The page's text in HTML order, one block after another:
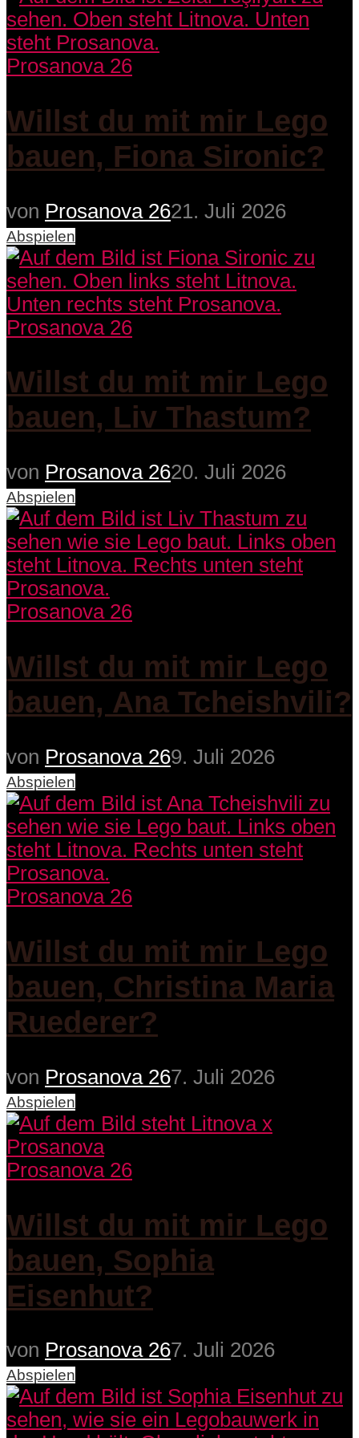
Prosanova 26
Willst du mit mir Lego
bauen, Fiona Sironic?
von Prosanova 2621. Juli 2026
Abspielen
Prosanova 26
Willst du mit mir Lego
bauen, Liv Thastum?
von Prosanova 2620. Juli 2026
Abspielen
Prosanova 26
Willst du mit mir Lego
bauen, Ana Tcheishvili?
von Prosanova 269. Juli 2026
Abspielen
Prosanova 26
Willst du mit mir Lego
bauen, Christina Maria
Ruederer?
von Prosanova 267. Juli 2026
Abspielen
Prosanova 26
Willst du mit mir Lego
bauen, Sophia
Eisenhut?
von Prosanova 267. Juli 2026
Abspielen